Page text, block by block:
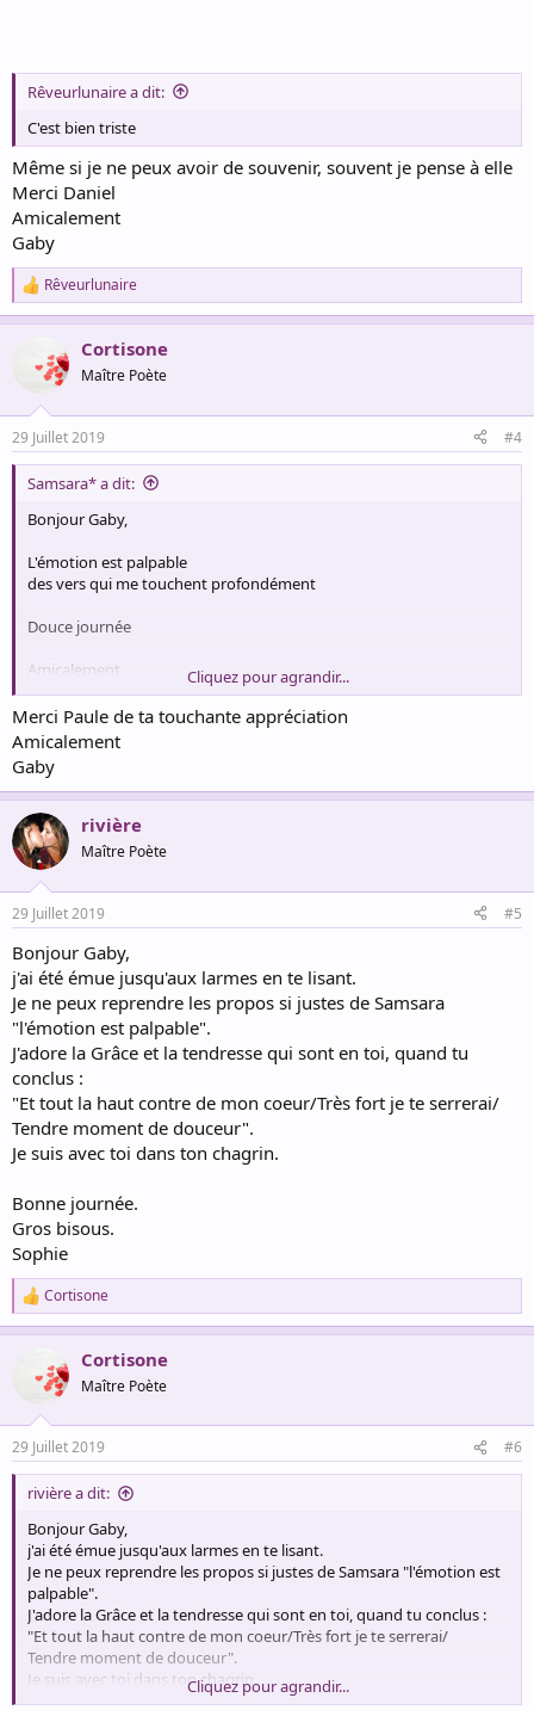
Rêveurlunaire a dit:
C'est bien triste
Même si je ne peux avoir de souvenir, souvent je pense à elle
Merci Daniel
Amicalement
Gaby
R
e
a
s
:
Rêveurlunaire
Cortisone
Maître Poète
29 Juillet 2019 #4
Samsara* a dit:
Bonjour Gaby,
L'émotion est palpable
des vers qui me touchent profondément
Douce journée
Amicalement
Paule
Cliquez pour agrandir...
Merci Paule de ta touchante appréciation
Amicalement
Gaby
rivière
Maître Poète
29 Juillet 2019 #5
Bonjour Gaby,
j'ai été émue jusqu'aux larmes en te lisant.
Je ne peux reprendre les propos si justes de Samsara
"l'émotion est palpable".
J'adore la Grâce et la tendresse qui sont en toi, quand tu
conclus :
"Et tout la haut contre de mon coeur/Très fort je te serrerai/
Tendre moment de douceur".
Je suis avec toi dans ton chagrin.
Bonne journée.
Gros bisous.
Sophie
R
e
a
s
:
Cortisone
Cortisone
Maître Poète
29 Juillet 2019 #6
rivière a dit:
Bonjour Gaby,
j'ai été émue jusqu'aux larmes en te lisant.
Je ne peux reprendre les propos si justes de Samsara "l'émotion est
palpable".
J'adore la Grâce et la tendresse qui sont en toi, quand tu conclus :
"Et tout la haut contre de mon coeur/Très fort je te serrerai/
Tendre moment de douceur".
Je suis avec toi dans ton chagrin.Cliquez pour agrandir...